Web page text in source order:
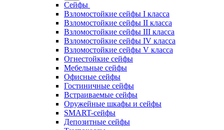
Сейфы
Взломостойкие сейфы I класса
Взломостойкие сейфы II класса
Взломостойкие сейфы III класса
Взломостойкие сейфы IV класса
Взломостойкие сейфы V класса
Огнестойкие сейфы
Мебельные сейфы
Офисные сейфы
Гостиничные сейфы
Встраиваемые сейфы
Оружейные шкафы и сейфы
SMART-сейфы
Депозитные сейфы